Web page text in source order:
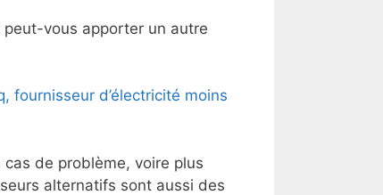
peut-vous apporter un autre
fournisseur d’électricité moins
cas de problème, voire plus
alternatifs sont aussi des